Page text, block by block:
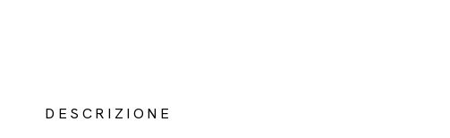
DESCRIZIONE